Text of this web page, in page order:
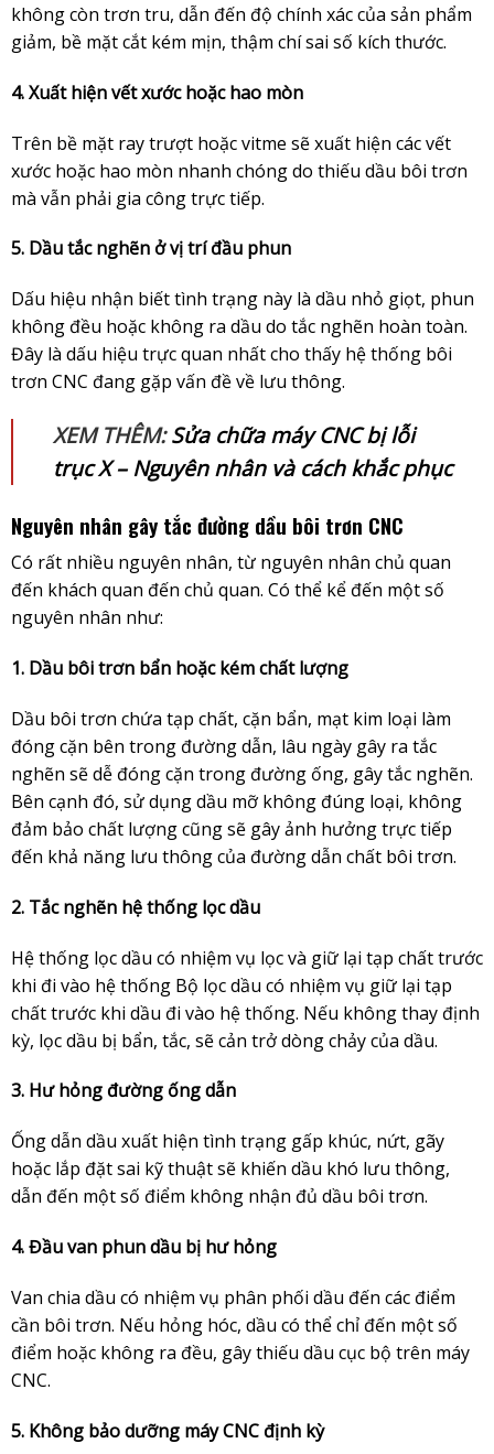
không còn trơn tru, dẫn đến độ chính xác của sản phẩm
giảm, bề mặt cắt kém mịn, thậm chí sai số kích thước.
4. Xuất hiện vết xước hoặc hao mòn
Trên bề mặt ray trượt hoặc vitme sẽ xuất hiện các vết
xước hoặc hao mòn nhanh chóng do thiếu dầu bôi trơn
mà vẫn phải gia công trực tiếp.
5. Dầu tắc nghẽn ở vị trí đầu phun
Dấu hiệu nhận biết tình trạng này là dầu nhỏ giọt, phun
không đều hoặc không ra dầu do tắc nghẽn hoàn toàn.
Đây là dấu hiệu trực quan nhất cho thấy hệ thống bôi
trơn CNC đang gặp vấn đề về lưu thông.
XEM THÊM:Sửa chữa máy CNC bị lỗi
trục X – Nguyên nhân và cách khắc phục
Nguyên nhân gây tắc đường dầu bôi trơn CNC
Có rất nhiều nguyên nhân, từ nguyên nhân chủ quan
đến khách quan đến chủ quan. Có thể kể đến một số
nguyên nhân như:
1. Dầu bôi trơn bẩn hoặc kém chất lượng
Dầu bôi trơn chứa tạp chất, cặn bẩn, mạt kim loại làm
đóng cặn bên trong đường dẫn, lâu ngày gây ra tắc
nghẽn sẽ dễ đóng cặn trong đường ống, gây tắc nghẽn.
Bên cạnh đó, sử dụng dầu mỡ không đúng loại, không
đảm bảo chất lượng cũng sẽ gây ảnh hưởng trực tiếp
đến khả năng lưu thông của đường dẫn chất bôi trơn.
2. Tắc nghẽn hệ thống lọc dầu
Hệ thống lọc dầu có nhiệm vụ lọc và giữ lại tạp chất trước
khi đi vào hệ thống Bộ lọc dầu có nhiệm vụ giữ lại tạp
chất trước khi dầu đi vào hệ thống. Nếu không thay định
kỳ, lọc dầu bị bẩn, tắc, sẽ cản trở dòng chảy của dầu.
3. Hư hỏng đường ống dẫn
Ống dẫn dầu xuất hiện tình trạng gấp khúc, nứt, gãy
hoặc lắp đặt sai kỹ thuật sẽ khiến dầu khó lưu thông,
dẫn đến một số điểm không nhận đủ dầu bôi trơn.
4. Đầu van phun dầu bị hư hỏng
Van chia dầu có nhiệm vụ phân phối dầu đến các điểm
cần bôi trơn. Nếu hỏng hóc, dầu có thể chỉ đến một số
điểm hoặc không ra đều, gây thiếu dầu cục bộ trên máy
CNC.
5. Không bảo dưỡng máy CNC định kỳ